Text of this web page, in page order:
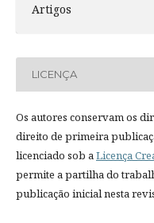
Artigos
LICENÇA
Os autores conservam os
direito de primeira
licenciado sob aLicença
permite a partilha do
publicação inicial nesta